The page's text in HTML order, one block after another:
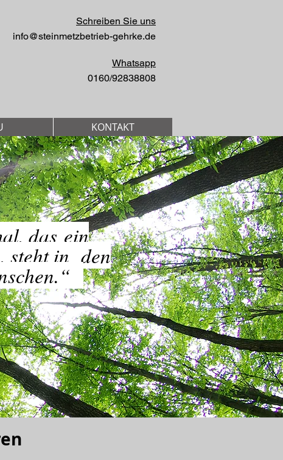
Schreiben Sie uns
info@steinmetzbetrieb-gehrke.de
Whatsapp
0160/92838808
KONTAKT
das ein
steht in den
“